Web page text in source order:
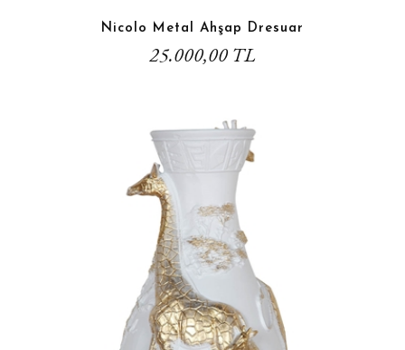
Nicolo Metal Ahşap Dresuar
25.000,00 TL